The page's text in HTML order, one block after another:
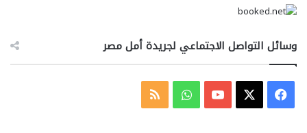
وسائل التواصل الاجتماعي لجريدة أمل مصر
فيسبوك ‫YouTubeواتسابملخص